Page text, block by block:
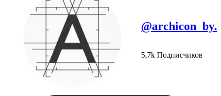
@archicon_by.
5,7k Подписчиков